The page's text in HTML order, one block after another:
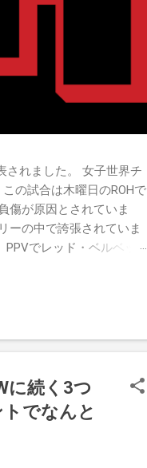
されました。 女子世界チ
の試合は木曜日のROHで
傷が原因とされていま
ーの中で誇張されていま
でレッド・ベルベッ
チャンピオンシップへ
に続く3つ
でなんと